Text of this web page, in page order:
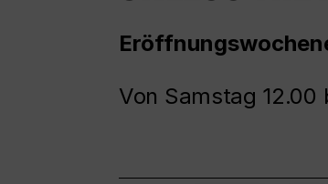
Von Samstag 12.00